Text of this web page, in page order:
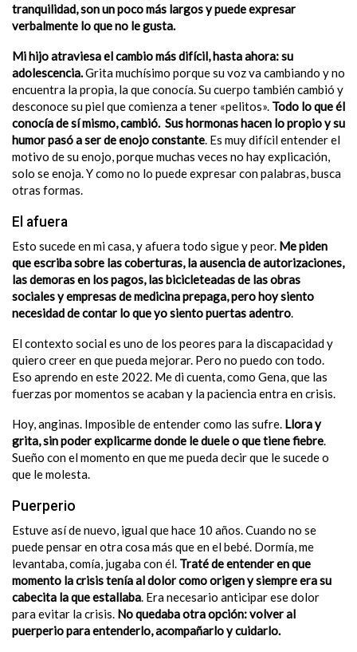
tranquilidad, son un poco más largos y puede expresar
verbalmente lo que no le gusta.
Mi hijo atraviesa el cambio más difícil, hasta ahora: su
adolescencia.Grita muchísimo porque su voz va cambiando y no
encuentra la propia, la que conocía. Su cuerpo también cambió y
desconoce su piel que comienza a tener «pelitos». Todo lo que él
conocía de sí mismo, cambió. Sus hormonas hacen lo propio y su
humor pasó a ser de enojo constante. Es muy difícil entender el
motivo de su enojo, porque muchas veces no hay explicación,
solo se enoja. Y como no lo puede expresar con palabras, busca
otras formas.
El afuera
Esto sucede en mi casa, y afuera todo sigue y peor. Me piden
que escriba sobre las coberturas, la ausencia de autorizaciones,
las demoras en los pagos, las bicicleteadas de las obras
sociales y empresas de medicina prepaga, pero hoy siento
necesidad de contar lo que yo siento puertas adentro.
El contexto social es uno de los peores para la discapacidad y
quiero creer en que pueda mejorar. Pero no puedo con todo.
Eso aprendo en este 2022. Me di cuenta, como Gena, que las
fuerzas por momentos se acaban y la paciencia entra en crisis.
Hoy, anginas. Imposible de entender como las sufre. Llora y
grita, sin poder explicarme donde le duele o que tiene fiebre.
Sueño con el momento en que me pueda decir que le sucede o
que le molesta.
Puerperio
Estuve así de nuevo, igual que hace 10 años. Cuando no se
puede pensar en otra cosa más que en el bebé. Dormía, me
levantaba, comía, jugaba con él. Traté de entender en que
momento la crisis tenía al dolor como origen y siempre era su
cabecita la que estallaba. Era necesario anticipar ese dolor
para evitar la crisis. No quedaba otra opción: volver al
puerperio para entenderlo, acompañarlo y cuidarlo.